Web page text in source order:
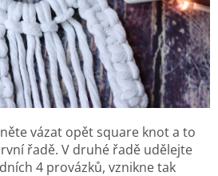
vázat opět square knot a to
řadě. V druhé řadě udělejte
4 provázků, vznikne tak